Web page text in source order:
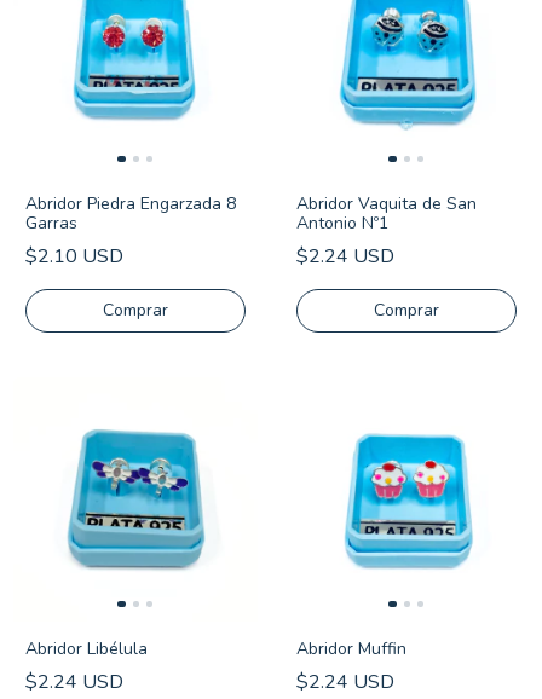
Abridor Piedra Engarzada 8
Garras
$2.10 USD
Comprar
Abridor Vaquita de San
Antonio Nº1
$2.24 USD
Comprar
Abridor Libélula
$2.24 USD
Abridor Muffin
$2.24 USD